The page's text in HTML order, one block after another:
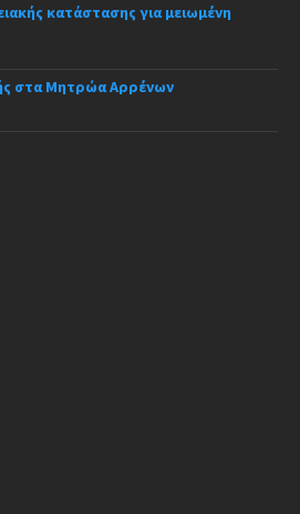
κατάστασης για μειωμένη
στα Μητρώα Αρρένων